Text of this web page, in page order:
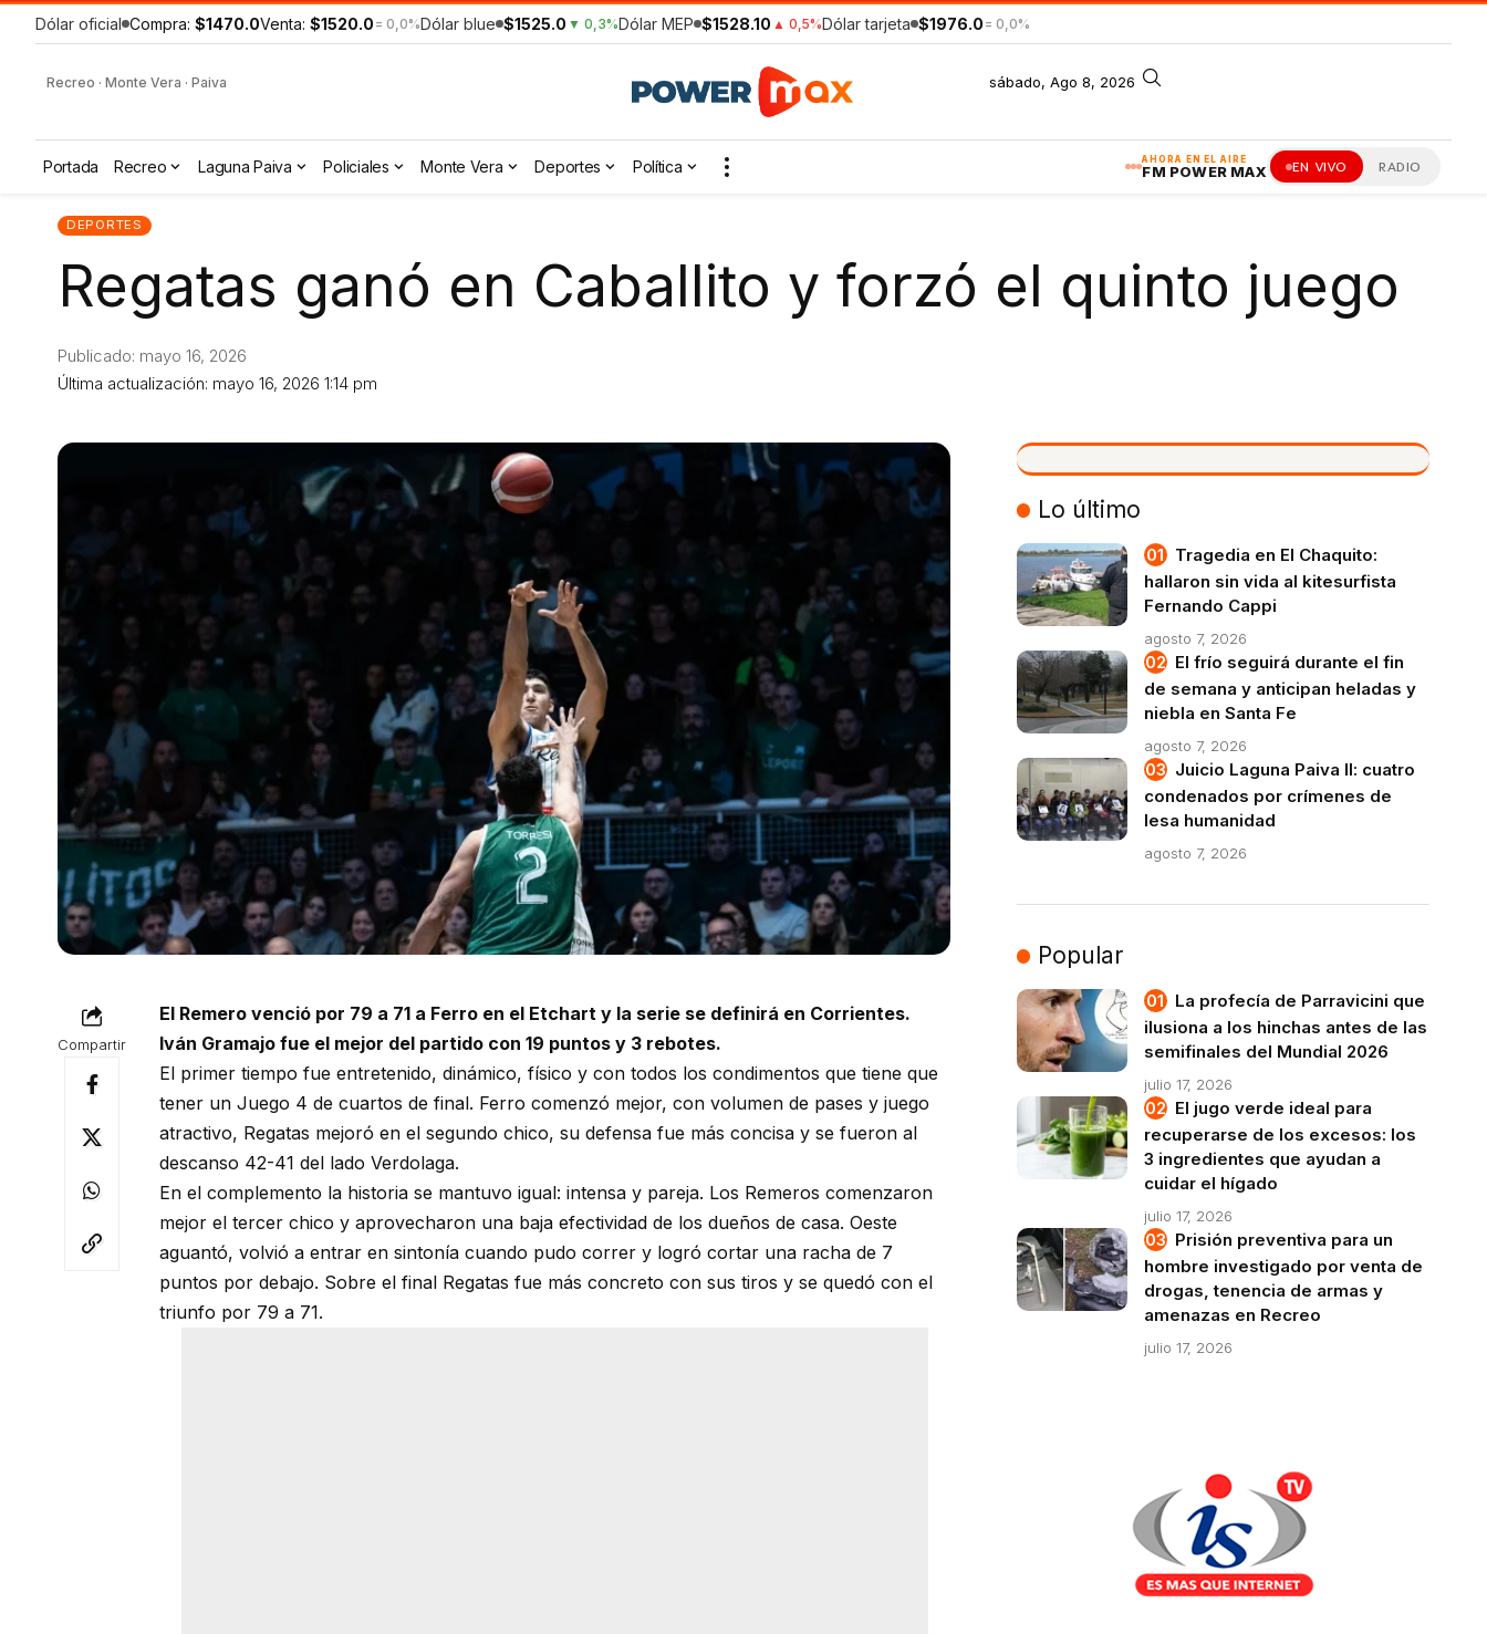
Dólar oficial Compra: $1470.0Venta: $1520.0 = 0,0%Dólar blue $1525.0 ▼ 0,3%Dólar MEP $1528.10 ▲ 0,5%Dólar tarjeta $1976.0 = 0,0%
Recreo · Monte Vera · Paiva sábado, Ago 8, 2026
AHORA EN EL AIRE
FM POWER MAX EN VIVO RADIO
Portada Recreo Laguna Paiva Policiales Monte Vera Deportes Política
DEPORTES
Regatas ganó en Caballito y forzó el quinto juego
Última actualización: mayo 16, 2026 1:14 pm
Publicado: mayo 16, 2026
Compartir
El Remero venció por 79 a 71 a Ferro en el Etchart y la serie se definirá en Corrientes.
Iván Gramajo fue el mejor del partido con 19 puntos y 3 rebotes.
El primer tiempo fue entretenido, dinámico, físico y con todos los condimentos que tiene que
tener un Juego 4 de cuartos de final. Ferro comenzó mejor, con volumen de pases y juego
atractivo, Regatas mejoró en el segundo chico, su defensa fue más concisa y se fueron al
descanso 42-41 del lado Verdolaga.
En el complemento la historia se mantuvo igual: intensa y pareja. Los Remeros comenzaron
mejor el tercer chico y aprovecharon una baja efectividad de los dueños de casa. Oeste
aguantó, volvió a entrar en sintonía cuando pudo correr y logró cortar una racha de 7
puntos por debajo. Sobre el final Regatas fue más concreto con sus tiros y se quedó con el
triunfo por 79 a 71.
VIVO
Lo último
Tragedia en El Chaquito:
hallaron sin vida al kitesurfista
Fernando Cappi
agosto 7, 2026
El frío seguirá durante el fin
de semana y anticipan heladas y
niebla en Santa Fe
agosto 7, 2026
Juicio Laguna Paiva II: cuatro
condenados por crímenes de
lesa humanidad
agosto 7, 2026
Popular
La profecía de Parravicini que
ilusiona a los hinchas antes de las
semifinales del Mundial 2026
julio 17, 2026
El jugo verde ideal para
recuperarse de los excesos: los
3 ingredientes que ayudan a
cuidar el hígado
julio 17, 2026
Prisión preventiva para un
hombre investigado por venta de
drogas, tenencia de armas y
amenazas en Recreo
julio 17, 2026